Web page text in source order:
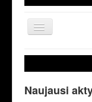
Toggle
Navigation
Naujausi